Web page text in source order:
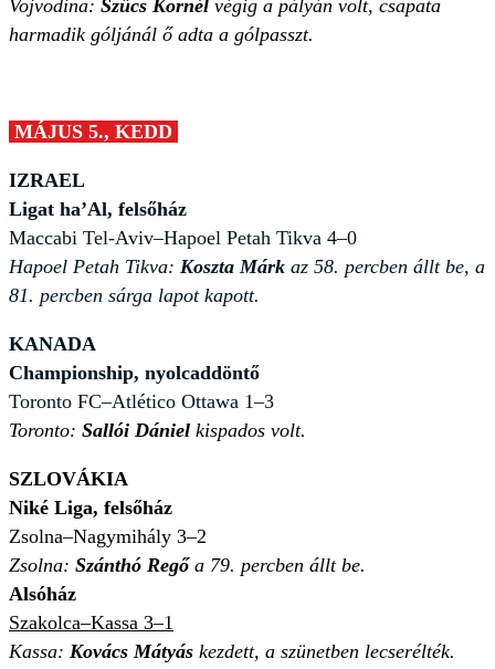
Vojvodina: Szűcs Kornél végig a pályán volt, csapata
harmadik góljánál ő adta a gólpasszt.
MÁJUS 5., KEDD
IZRAEL
Ligat ha’Al, felsőház
Maccabi Tel-Aviv–Hapoel Petah Tikva 4–0
Hapoel Petah Tikva: Koszta Márk az 58. percben állt be, a
81. percben sárga lapot kapott.
KANADA
Championship, nyolcaddöntő
Toronto FC–Atlético Ottawa 1–3
Toronto: Sallói Dániel kispados volt.
SZLOVÁKIA
Niké Liga, felsőház
Zsolna–Nagymihály 3–2
Zsolna: Szánthó Regő a 79. percben állt be.
Alsóház
Szakolca–Kassa 3–1
Kassa: Kovács Mátyás kezdett, a szünetben lecserélték.